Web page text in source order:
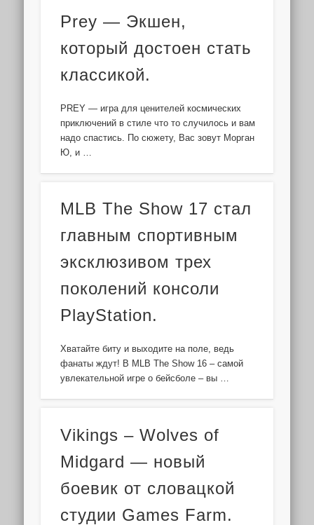
Prey — Экшен,
который достоен стать
классикой.
PREY — игра для ценителей космических
приключений в стиле что то случилось и вам
надо спастись. По сюжету, Вас зовут Морган
Ю, и …
MLB The Show 17 стал
главным спортивным
эксклюзивом трех
поколений консоли
PlayStation.
Хватайте биту и выходите на поле, ведь
фанаты ждут! В MLB The Show 16 – самой
увлекательной игре о бейсболе – вы …
Vikings – Wolves of
Midgard — новый
боевик от словацкой
студии Games Farm.